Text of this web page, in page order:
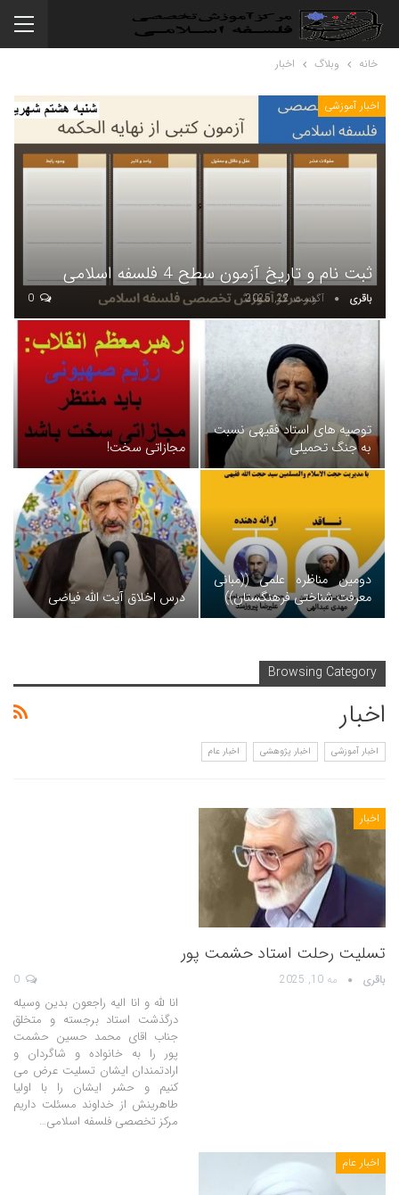
خانه وبلاگ اخبار
اخبار آموزشی
ثبت نام و تاریخ آزمون سطح 4 فلسفه اسلامی
باقری آگوست 22, 2025
توصیه های استاد فقیهی نسبت
به جنگ تحمیلی
مجازاتی سخت!
دومین مناظره علمی ((مبانی
معرفت شناختی فرهنگستان))
درس اخلاق آیت الله فیاضی
Browsing Category
اخبار
اخبار آموزشی اخبار پژوهشی اخبار عام
اخبار
تسلیت رحلت استاد حشمت پور
باقری مه 10, 2025
انا لله و انا الیه راجعون بدین وسیله
درگذشت استاد برجسته و متخلق
جناب اقای محمد حسین حشمت
پور را به خانواده و شاگردان و
ارادتمندان ایشان تسلیت عرض می
کنیم و حشر ایشان را با اولیا
طاهرینش از خداوند مسئلت داریم
مرکز تخصصی فلسفه اسلامی…
اخبار عام